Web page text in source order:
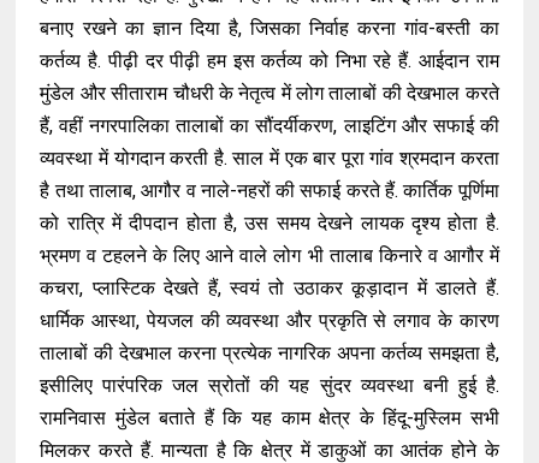
बनाए रखने का ज्ञान दिया है, जिसका निर्वाह करना गांव-बस्ती का
कर्तव्य है. पीढ़ी दर पीढ़ी हम इस कर्तव्य को निभा रहे हैं. आईदान राम
मुंडेल और सीताराम चौधरी के नेतृत्व में लोग तालाबों की देखभाल करते
हैं, वहीं नगरपालिका तालाबों का सौंदर्यीकरण, लाइटिंग और सफाई की
व्यवस्था में योगदान करती है. साल में एक बार पूरा गांव श्रमदान करता
है तथा तालाब, आगौर व नाले-नहरों की सफाई करते हैं. कार्तिक पूर्णिमा
को रात्रि में दीपदान होता है, उस समय देखने लायक दृश्य होता है.
भ्रमण व टहलने के लिए आने वाले लोग भी तालाब किनारे व आगौर में
कचरा, प्लास्टिक देखते हैं, स्वयं तो उठाकर कूड़ादान में डालते हैं.
धार्मिक आस्था, पेयजल की व्यवस्था और प्रकृति से लगाव के कारण
तालाबों की देखभाल करना प्रत्येक नागरिक अपना कर्तव्य समझता है,
इसीलिए पारंपरिक जल स्रोतों की यह सुंदर व्यवस्था बनी हुई है.
रामनिवास मुंडेल बताते हैं कि यह काम क्षेत्र के हिंदू-मुस्लिम सभी
मिलकर करते हैं. मान्यता है कि क्षेत्र में डाकुओं का आतंक होने के